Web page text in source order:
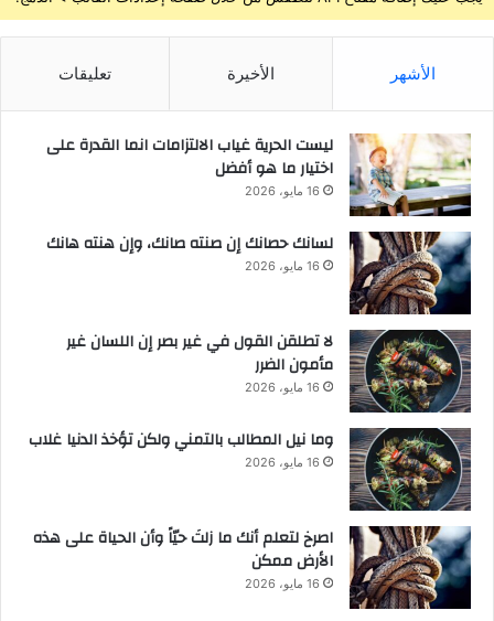
الأشهر الأخيرة تعليقات
ليست الحرية غياب الالتزامات انما القدرة على
اختيار ما هو أفضل
16 مايو، 2026
لسانك حصانك إن صنته صانك، وإن هنته هانك
16 مايو، 2026
لا تطلقن القول في غير بصر إن اللسان غير
مأمون الضرر
16 مايو، 2026
وما نيل المطالب بالتمني ولكن تؤخذ الدنيا غلاب
16 مايو، 2026
‫اصرخ لتعلم أنك ما زلتَ حيّاً وأن الحياة على هذه
الأرض ممكن
16 مايو، 2026